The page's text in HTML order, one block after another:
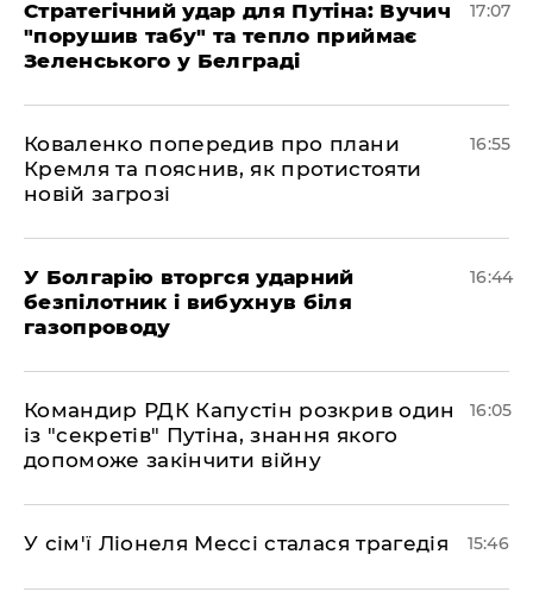
Стратегічний удар для Путіна: Вучич
"порушив табу" та тепло приймає
Зеленського у Белграді
17:07
Коваленко попередив про плани
Кремля та пояснив, як протистояти
новій загрозі
16:55
У Болгарію вторгся ударний
безпілотник і вибухнув біля
газопроводу
16:44
Командир РДК Капустін розкрив один
із "секретів" Путіна, знання якого
допоможе закінчити війну
16:05
У сім'ї Ліонеля Мессі сталася трагедія 15:46